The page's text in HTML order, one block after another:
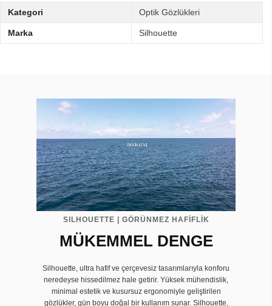
Kategori Optik Gözlükleri
Marka Silhouette
SILHOUETTE | GÖRÜNMEZ HAFİFLİK
MÜKEMMEL DENGE
Silhouette, ultra hafif ve çerçevesiz tasarımlarıyla konforu
neredeyse hissedilmez hale getirir. Yüksek mühendislik,
minimal estetik ve kusursuz ergonomiyle geliştirilen
gözlükler, gün boyu doğal bir kullanım sunar. Silhouette,